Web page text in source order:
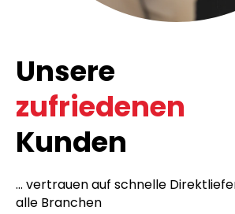
Unsere
zufriedenen
Kunden
... vertrauen auf schnelle
alle Branchen